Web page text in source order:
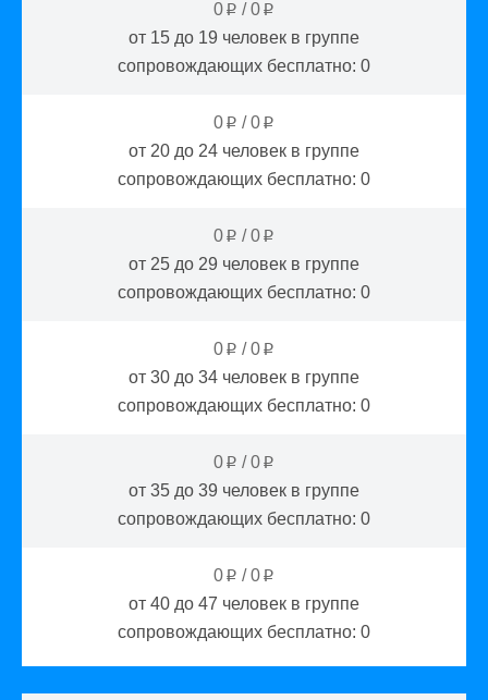
0 p /0 p
от 15 до 19 человек в группе
сопровождающих бесплатно: 0
0 p /0 p
от 20 до 24 человек в группе
сопровождающих бесплатно: 0
0 p /0 p
от 25 до 29 человек в группе
сопровождающих бесплатно: 0
0 p /0 p
от 30 до 34 человек в группе
сопровождающих бесплатно: 0
0 p /0 p
от 35 до 39 человек в группе
сопровождающих бесплатно: 0
0 p /0 p
от 40 до 47 человек в группе
сопровождающих бесплатно: 0